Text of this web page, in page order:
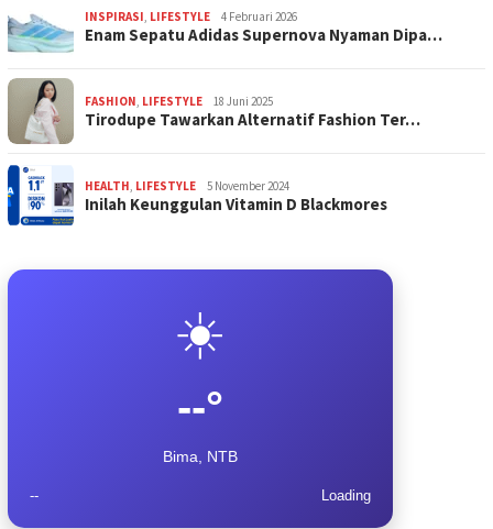
INSPIRASI, LIFESTYLE 4 Februari 2026
Enam Sepatu Adidas Supernova Nyaman Dipa…
FASHION, LIFESTYLE 18 Juni 2025
Tirodupe Tawarkan Alternatif Fashion Ter…
HEALTH, LIFESTYLE 5 November 2024
Inilah Keunggulan Vitamin D Blackmores
☀️
--°
Bima, NTB
-- Loading